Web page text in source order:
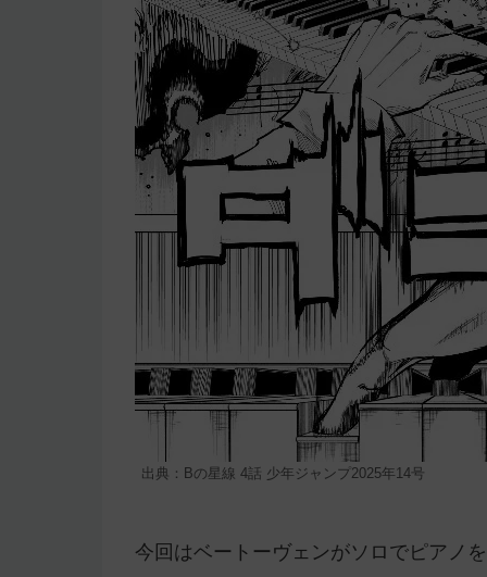
出典：Bの星線 4話 少年ジャンプ2025年14号
今回はベートーヴェンがソロでピアノ